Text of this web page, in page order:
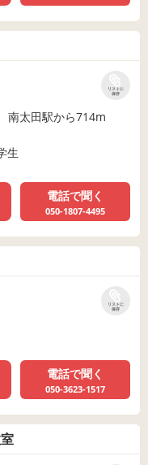
リストに
保存
南太田駅から714m
生
電話で聞く
050-1807-4495
リストに
保存
電話で聞く
050-3623-1517